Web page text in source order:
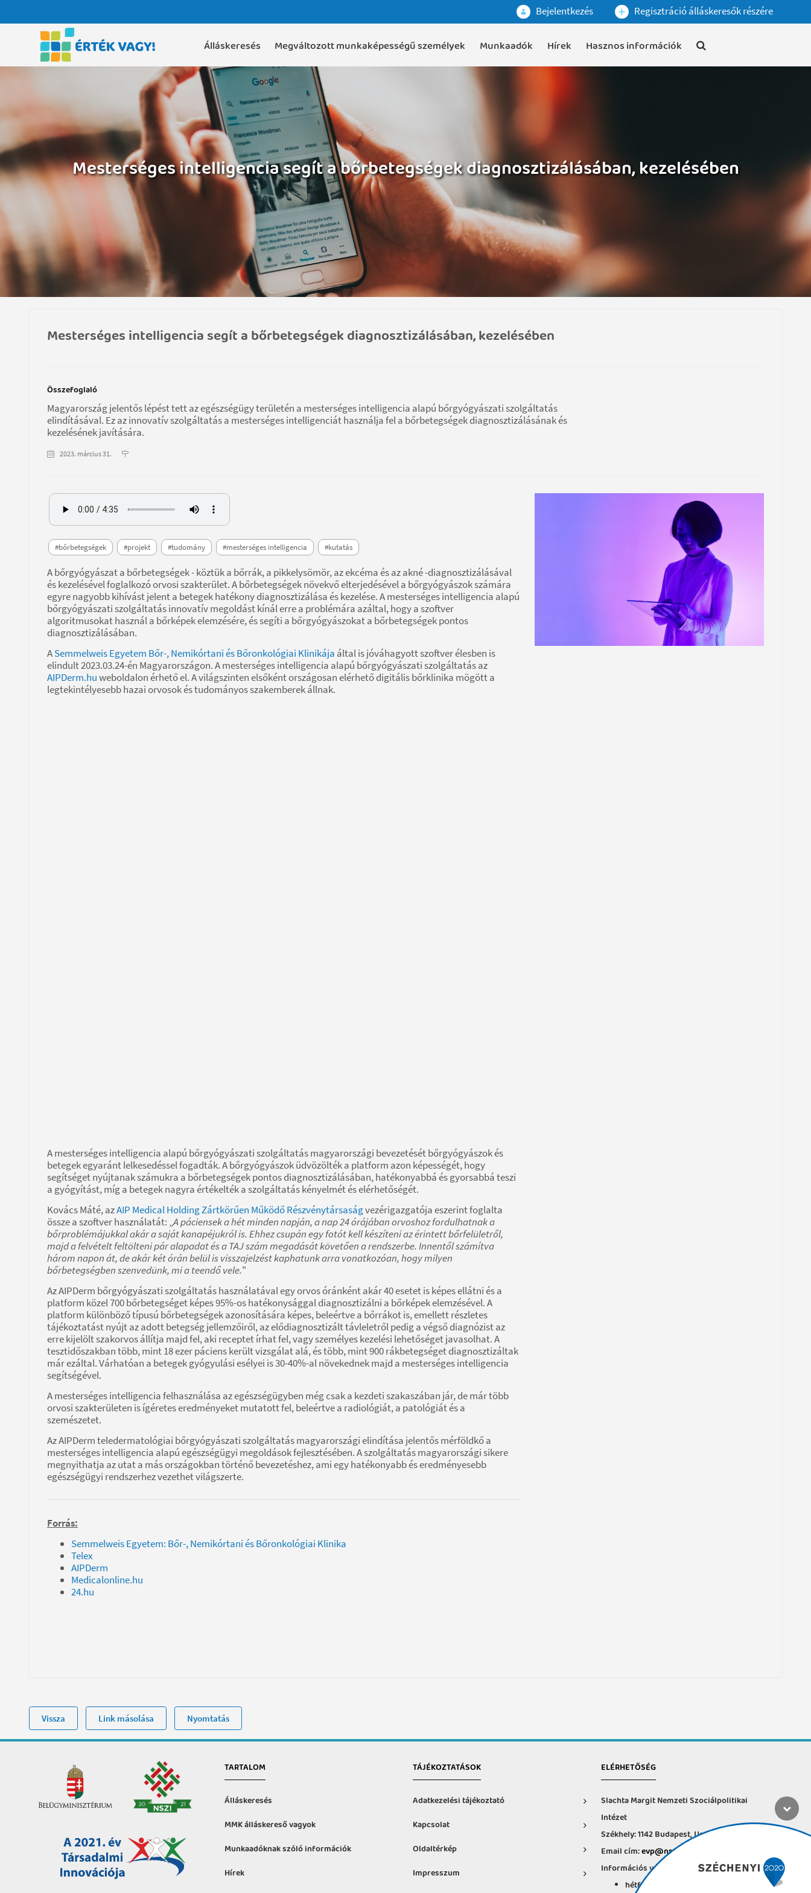
Bejelentkezés Regisztráció álláskeresők részére
Álláskeresés Megváltozott munkaképességű személyek Munkaadók Hírek Hasznos információk
Mesterséges intelligencia segít a bőrbetegségek diagnosztizálásában, kezelésében
Mesterséges intelligencia segít a bőrbetegségek diagnosztizálásában, kezelésében
Összefoglaló
Magyarország jelentős lépést tett az egészségügy területén a mesterséges intelligencia alapú bőrgyógyászati szolgáltatás
elindításával. Ez az innovatív szolgáltatás a mesterséges intelligenciát használja fel a bőrbetegségek diagnosztizálásának és
kezelésének javítására.
2023. március 31.
#bőrbetegségek #projekt #tudomány #mesterséges intelligencia #kutatás
A bőrgyógyászat a bőrbetegségek - köztük a bőrrák, a pikkelysömör, az ekcéma és az akné -diagnosztizálásával
és kezelésével foglalkozó orvosi szakterület. A bőrbetegségek növekvő elterjedésével a bőrgyógyászok számára
egyre nagyobb kihívást jelent a betegek hatékony diagnosztizálása és kezelése. A mesterséges intelligencia alapú
bőrgyógyászati szolgáltatás innovatív megoldást kínál erre a problémára azáltal, hogy a szoftver
algoritmusokat használ a bőrképek elemzésére, és segíti a bőrgyógyászokat a bőrbetegségek pontos
diagnosztizálásában.
ASemmelweis Egyetem Bőr-, Nemikórtani és Bőronkológiai Klinikája által is jóváhagyott szoftver élesben is
elindult 2023.03.24-én Magyarországon. A mesterséges intelligencia alapú bőrgyógyászati szolgáltatás az
AIPDerm.huweboldalon érhető el. A világszinten elsőként országosan elérhető digitális bőrklinika mögött a
legtekintélyesebb hazai orvosok és tudományos szakemberek állnak.
A mesterséges intelligencia alapú bőrgyógyászati szolgáltatás magyarországi bevezetését bőrgyógyászok és
betegek egyaránt lelkesedéssel fogadták. A bőrgyógyászok üdvözölték a platform azon képességét, hogy
segítséget nyújtanak számukra a bőrbetegségek pontos diagnosztizálásában, hatékonyabbá és gyorsabbá teszi
a gyógyítást, míg a betegek nagyra értékelték a szolgáltatás kényelmét és elérhetőségét.
Kovács Máté, azAIP Medical Holding Zártkörűen Működő Részvénytársaságvezérigazgatója eszerint foglalta
össze a szoftver használatát: „A páciensek a hét minden napján, a nap 24 órájában orvoshoz fordulhatnak a
bőrproblémájukkal akár a saját kanapéjukról is. Ehhez csupán egy fotót kell készíteni az érintett bőrfelületről,
majd a felvételt feltölteni pár alapadat és a TAJ szám megadását követően a rendszerbe. Innentől számítva
három napon át, de akár két órán belül is visszajelzést kaphatunk arra vonatkozóan, hogy milyen
bőrbetegségben szenvedünk, mi a teendő vele."
Az AIPDerm bőrgyógyászati szolgáltatás használatával egy orvos óránként akár 40 esetet is képes ellátni és a
platform közel 700 bőrbetegséget képes 95%-os hatékonysággal diagnosztizálni a bőrképek elemzésével. A
platform különböző típusú bőrbetegségek azonosítására képes, beleértve a bőrrákot is, emellett részletes
tájékoztatást nyújt az adott betegség jellemzőiről, az elődiagnosztizált távleletről pedig a végső diagnózist az
erre kijelölt szakorvos állítja majd fel, aki receptet írhat fel, vagy személyes kezelési lehetőséget javasolhat. A
tesztidőszakban több, mint 18 ezer páciens került vizsgálat alá, és több, mint 900 rákbetegséget diagnosztizáltak
már ezáltal. Várhatóan a betegek gyógyulási esélyei is 30-40%-al növekednek majd a mesterséges intelligencia
segítségével.
A mesterséges intelligencia felhasználása az egészségügyben még csak a kezdeti szakaszában jár, de már több
orvosi szakterületen is ígéretes eredményeket mutatott fel, beleértve a radiológiát, a patológiát és a
szemészetet.
Az AIPDerm teledermatológiai bőrgyógyászati szolgáltatás magyarországi elindítása jelentős mérföldkő a
mesterséges intelligencia alapú egészségügyi megoldások fejlesztésében. A szolgáltatás magyarországi sikere
megnyithatja az utat a más országokban történő bevezetéshez, ami egy hatékonyabb és eredményesebb
egészségügyi rendszerhez vezethet világszerte.
Forrás:
Semmelweis Egyetem: Bőr-, Nemikórtani és Bőronkológiai Klinika
Telex
AIPDerm
Medicalonline.hu
24.hu
Vissza Link másolása Nyomtatás
TARTALOM
Álláskeresés
MMK álláskereső vagyok
Munkaadóknak szóló információk
Hírek
TÁJÉKOZTATÁSOK
Adatkezelési tájékoztató
Kapcsolat
Oldaltérkép
Impresszum
ELÉRHETŐSÉG
Slachta Margit Nemzeti Szociálpolitikai
Intézet
Székhely: 1142 Budapest, Ungvár u. 64-66.
Email cím:evp@nszi.hu
Információs vonal: +36 30 682-6371
hétfő-csütörtök: 8:00-16:00